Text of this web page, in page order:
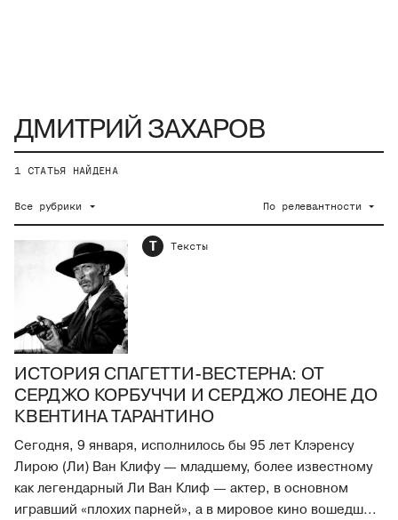
1 СТАТЬЯ НАЙДЕНА
Все рубрики По релевантности
Т Тексты
ИСТОРИЯ СПАГЕТТИ-ВЕСТЕРНА: ОТ
СЕРДЖО КОРБУЧЧИ И СЕРДЖО ЛЕОНЕ ДО
КВЕНТИНА ТАРАНТИНО
Сегодня, 9 января, исполнилось бы 95 лет Клэренсу
Лирою (Ли) Ван Клифу — младшему, более известному
как легендарный Ли Ван Клиф — актер, в основном
игравший «плохих парней», а в мировое кино вошедш...